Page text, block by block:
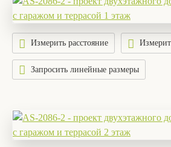
Измерить расстояние
Запросить линейные размеры